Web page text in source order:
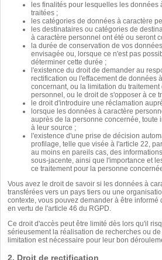
les finalités pour lesquelles les données
traitées ;
les catégories de données à caractère
les destinataires ou catégories de
à caractère personnel ont été ou seront
la durée de conservation de vos
envisagée ou, lorsque ce n'est pas
déterminer cette durée ;
l'existence du droit de demander au
rectification ou l'effacement de données
concernant, ou la limitation du
personnel, ou le droit de s'opposer à ce
le droit d'introduire une réclamation
lorsque les données à caractère
auprès de la personne concernée, toute
à leur source ;
l'existence d'une prise de décision
profilage, telle que visée à l'article 22,
au moins en pareils cas, des
sous-jacente, ainsi que l'importance et
ce traitement pour la personne
Vous avez le droit de savoir si les données à
transférées vers un pays tiers ou une
contexte, vous pouvez demander à être
en vertu de l'article 46 du RGPD.
Ce droit d'accès peut être limité dès lors qu'il
sérieusement la réalisation de recherches ou
limitation est nécessaire pour leur bon
2. Droit de rectification